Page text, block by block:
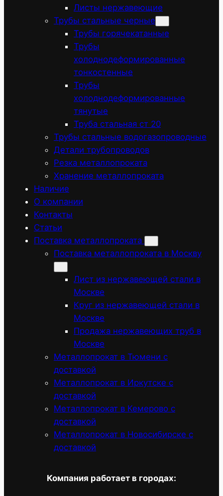
Листы нержавеющие
Трубы стальные черные
Трубы горячекатанные
Трубы
холоднодеформированные
тонкостенные
Трубы
холоднодеформированные
тянутые
Труба стальная ст 20
Трубы стальные водогазопроводные
Детали трубопроводов
Резка металлопроката
Хранение металлопроката
Наличие
О компании
Контакты
Статьи
Поставка металлопроката
Поставка металлопроката в Москву
Лист из нержавеющей стали в
Москве
Круг из нержавеющей стали в
Москве
Продажа нержавеющих труб в
Москве
Металлопрокат в Тюмени с
доставкой
Металлопрокат в Иркутске с
доставкой
Металлопрокат в Кемерово с
доставкой
Металлопрокат в Новосибирске с
доставкой
Компания работает в городах: